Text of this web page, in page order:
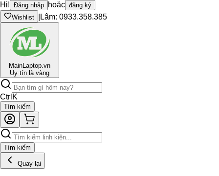
Hi! Đăng nhập hoặc đăng ký
Wishlist
Lâm: 0933.358.385
MainLaptop.vn
Uy tín là vàng
Ctrl K
Tìm kiếm
Tìm kiếm
Quay lại